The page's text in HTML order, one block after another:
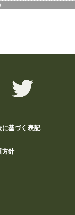
基づく表記
方針